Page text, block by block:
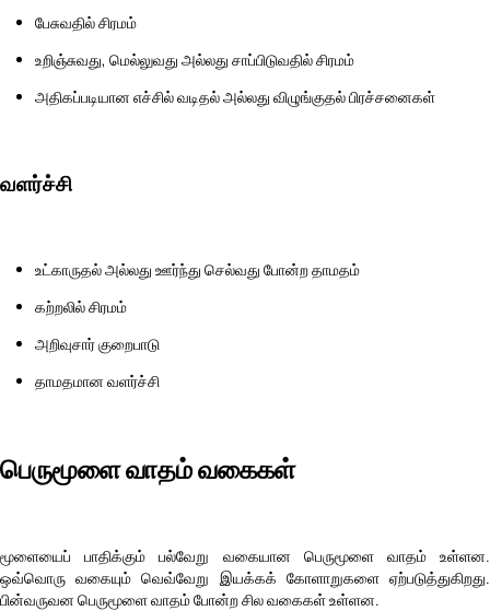
பேசுவதில் சிரமம்
உறிஞ்சுவது, மெல்லுவது அல்லது சாப்பிடுவதில் சிரமம்
அதிகப்படியான எச்சில் வடிதல் அல்லது விழுங்குதல் பிரச்சனைகள்
வளர்ச்சி
உட்காருதல் அல்லது ஊர்ந்து செல்வது போன்ற தாமதம்
கற்றலில் சிரமம்
அறிவுசார் குறைபாடு
தாமதமான வளர்ச்சி
பெருமூளை வாதம் வகைகள்
மூளையைப் பாதிக்கும் பல்வேறு வகையான பெருமூளை வாதம் உள்ளன.
ஒவ்வொரு வகையும் வெவ்வேறு இயக்கக் கோளாறுகளை ஏற்படுத்துகிறது.
பின்வருவன பெருமூளை வாதம் போன்ற சில வகைகள் உள்ளன.